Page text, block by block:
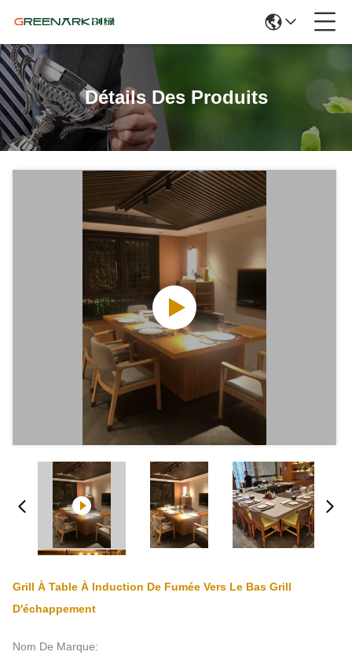
Détails Des Produits
Grill À Table À Induction De Fumée Vers Le Bas Grill
D'échappement
Nom De Marque: